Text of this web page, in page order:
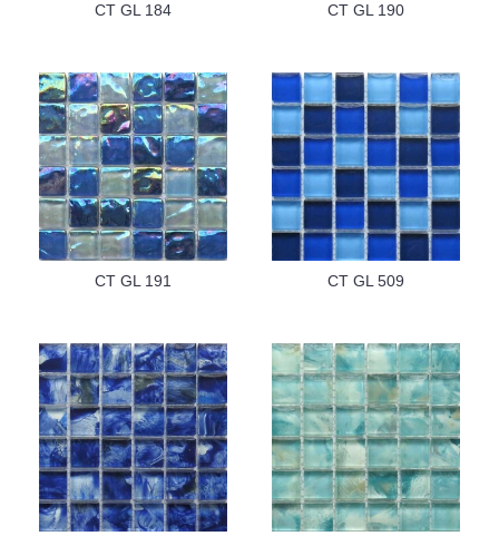
CT GL 184 CT GL 190
CT GL 191 CT GL 509